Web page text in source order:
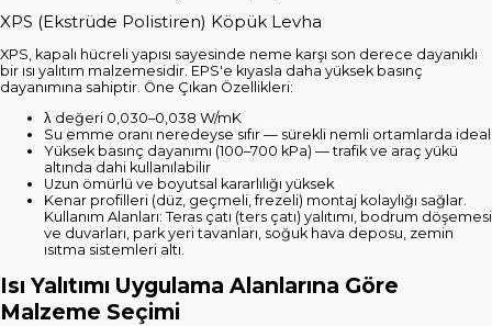
XPS (Ekstrüde Polistiren) Köpük Levha
XPS, kapalı hücreli yapısı sayesinde neme karşı son derece dayanıklı
bir ısı yalıtım malzemesidir. EPS'e kıyasla daha yüksek basınç
dayanımına sahiptir. Öne Çıkan Özellikleri:
λ değeri 0,030–0,038 W/mK
Su emme oranı neredeyse sıfır — sürekli nemli ortamlarda ideal
Yüksek basınç dayanımı (100–700 kPa) — trafik ve araç yükü
altında dahi kullanılabilir
Uzun ömürlü ve boyutsal kararlılığı yüksek
Kenar profilleri (düz, geçmeli, frezeli) montaj kolaylığı sağlar.
Kullanım Alanları: Teras çatı (ters çatı) yalıtımı, bodrum döşemesi
ve duvarları, park yeri tavanları, soğuk hava deposu, zemin
ısıtma sistemleri altı.
Isı Yalıtımı Uygulama Alanlarına Göre
Malzeme Seçimi